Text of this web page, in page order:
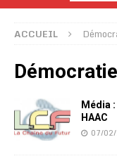
ACCUEIL
Démocratie
Média
HAAC
07/